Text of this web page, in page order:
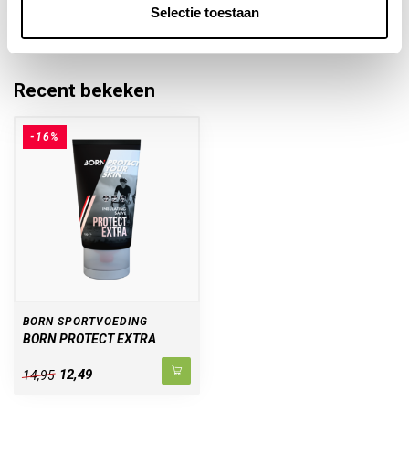
Selectie toestaan
info@sportievevoeding.nl. We helpen je graag!
Recent bekeken
-16%
BORN SPORTVOEDING
BORN PROTECT EXTRA
14,95 12,49